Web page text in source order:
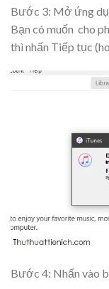
Bước 3: Mở ứng
Bạn có muốn cho
thì nhấn Tiếp tục
Bước 4: Nhấn vào